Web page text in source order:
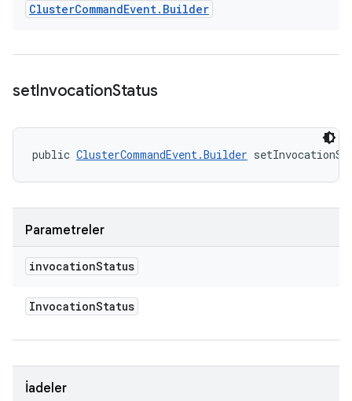
ClusterCommandEvent. Builder
setInvocationStatus
public ClusterCommandEvent.Builder
Parametreler
invocationStatus
InvocationStatus
İadeler